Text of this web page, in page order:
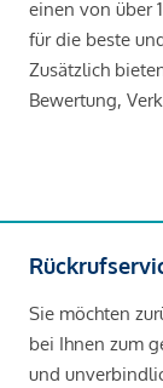
einen von über
für die beste
Zusätzlich
Bewertung,
Sie möchten
bei Ihnen zum
und